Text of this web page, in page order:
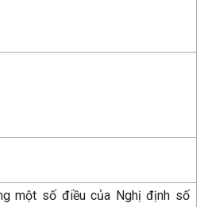
một số điều của Nghị định số